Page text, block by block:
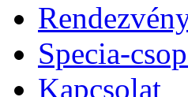
Specia-
Kapcsolat